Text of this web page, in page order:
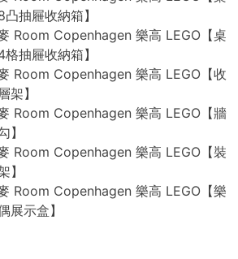
抽屜收納箱】
Room Copenhagen 樂高 LEGO【桌
抽屜收納箱】
Room Copenhagen 樂高 LEGO【收
架】
Room Copenhagen 樂高 LEGO【牆
】
Room Copenhagen 樂高 LEGO【裝
】
Room Copenhagen 樂高 LEGO【樂
展示盒】